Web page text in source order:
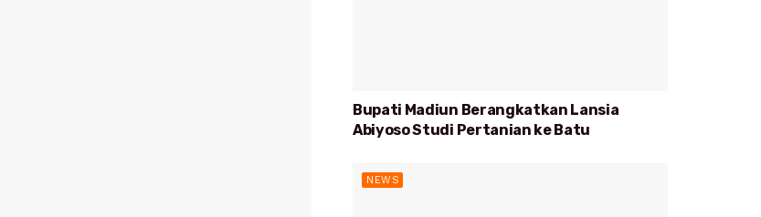
Bupati Madiun Berangkatkan Lansia
Abiyoso Studi Pertanian ke Batu
NEWS